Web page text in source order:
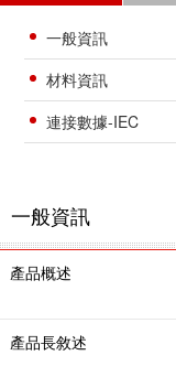
一般資訊
材料資訊
連接數據-IEC
一般資訊
產品概述
產品長敘述